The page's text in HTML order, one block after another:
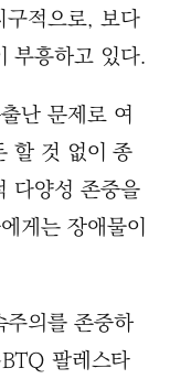
적으로, 보다
부흥하고 있다.
난 문제로 여
할 것 없이 종
다양성 존중을
게는 장애물이
의를 존중하
팔레스타